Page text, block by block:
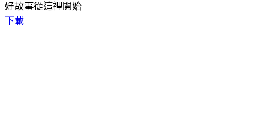
好故事從這裡開始
下載